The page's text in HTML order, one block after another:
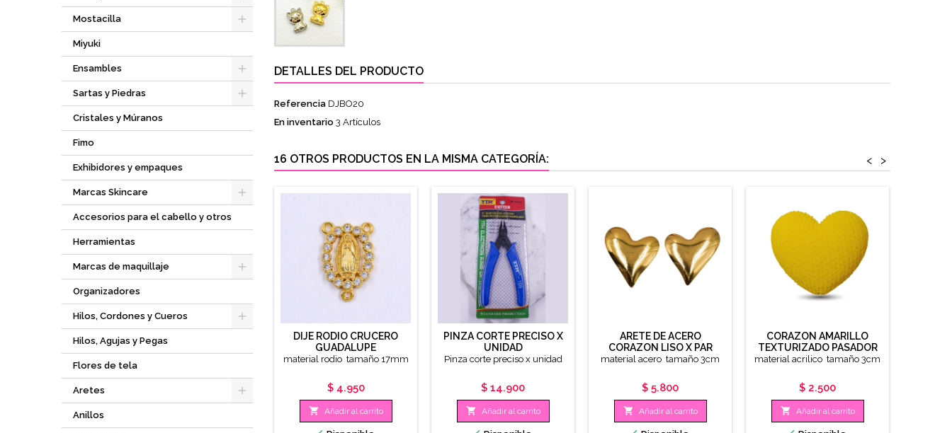
Mostacilla
Miyuki
Ensambles
Sartas y Piedras
Cristales y Múranos
Fimo
Exhibidores y empaques
Marcas Skincare
Accesorios para el cabello y otros
Herramientas
Marcas de maquillaje
Organizadores
Hilos, Cordones y Cueros
Hilos, Agujas y Pegas
Flores de tela
Aretes
Anillos
DETALLES DEL PRODUCTO
Referencia DJBO20
En inventario 3 Artículos
16 OTROS PRODUCTOS EN LA MISMA CATEGORÍA: >
<
DIJE RODIO CRUCERO
GUADALUPE
material rodio tamaño 17mm
Precio
$ 4.950
 Añadir al carrito
PINZA CORTE PRECISO X
UNIDAD
Pinza corte preciso x unidad
Precio
$ 14.900
 Añadir al carrito
ARETE DE ACERO
CORAZON LISO X PAR
material acero tamaño 3cm
Precio
$ 5.800
 Añadir al carrito
CORAZON AMARILLO
TEXTURIZADO PASADOR
VERTICAL X UNIDAD
material acrilico tamaño 3cm
Precio
$ 2.500
 Añadir al carrito